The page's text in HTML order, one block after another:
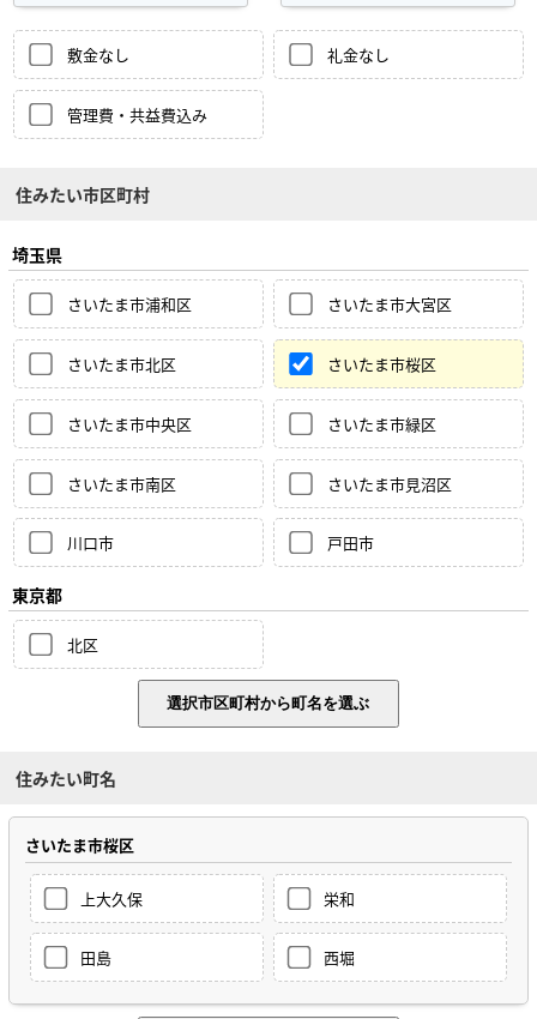
敷金なし 礼金なし
管理費・共益費込み
住みたい市区町村
埼玉県
さいたま市浦和区 さいたま市大宮区
さいたま市北区 さいたま市桜区
さいたま市中央区 さいたま市緑区
さいたま市南区 さいたま市見沼区
川口市 戸田市
東京都
北区
住みたい町名
さいたま市桜区
上大久保 栄和
田島 西堀